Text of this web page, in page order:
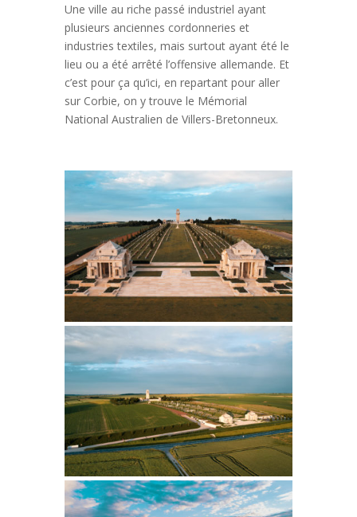
Une ville au riche passé industriel ayant
plusieurs anciennes cordonneries et
industries textiles, mais surtout ayant été le
lieu ou a été arrêté l’offensive allemande. Et
c’est pour ça qu’ici, en repartant pour aller
sur Corbie, on y trouve le Mémorial
National Australien de Villers-Bretonneux.